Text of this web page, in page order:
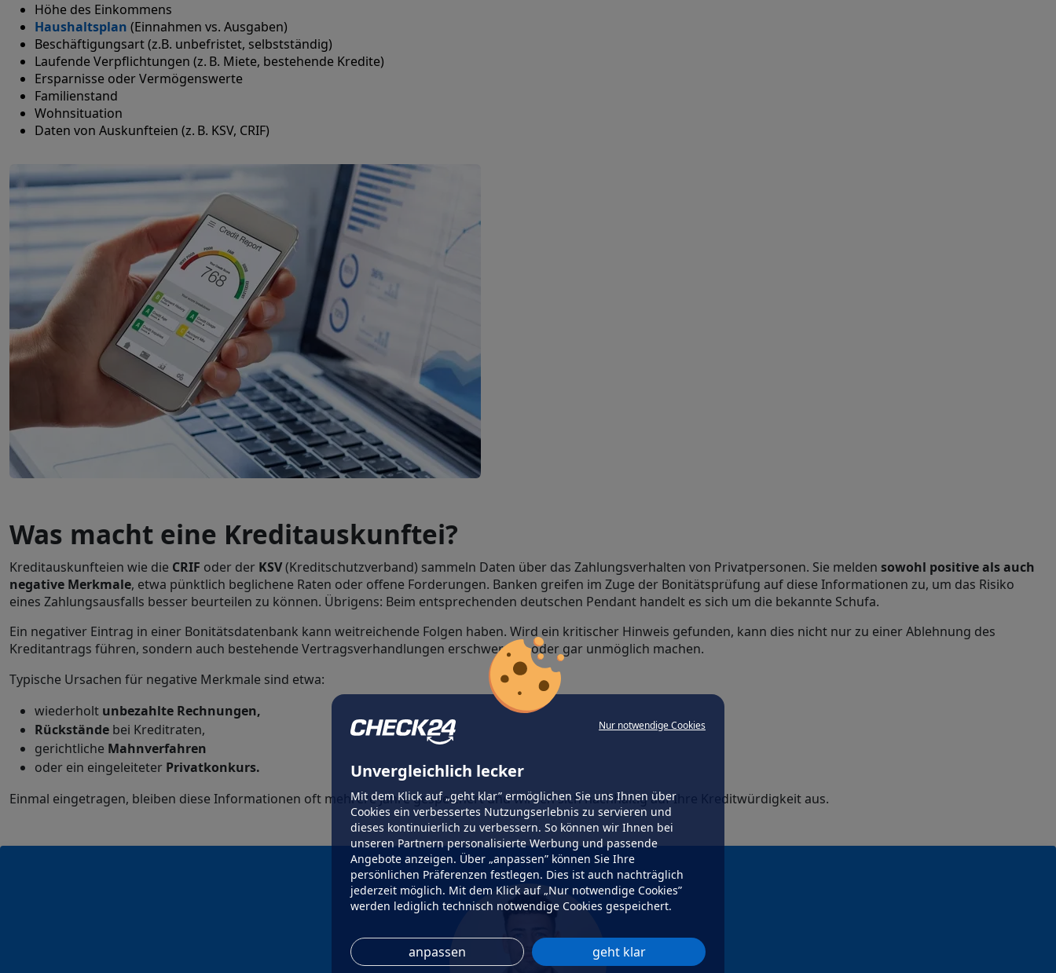
Nur notwendige Cookies
Unvergleichlich lecker
Mit dem Klick auf „geht klar” ermöglichen Sie uns Ihnen über
Cookies ein verbessertes Nutzungserlebnis zu servieren und
dieses kontinuierlich zu verbessern. So können wir Ihnen bei
unseren Partnern personalisierte Werbung und passende
Angebote anzeigen. Über „anpassen” können Sie Ihre
persönlichen Präferenzen festlegen. Dies ist auch nachträglich
jederzeit möglich. Mit dem Klick auf „Nur notwendige Cookies”
werden lediglich technisch notwendige Cookies gespeichert.
anpassen geht klar
Höhe des Einkommens
Haushaltsplan (Einnahmen vs. Ausgaben)
Beschäftigungsart (z.B. unbefristet, selbstständig)
Laufende Verpflichtungen (z. B. Miete, bestehende Kredite)
Ersparnisse oder Vermögenswerte
Familienstand
Wohnsituation
Daten von Auskunfteien (z. B. KSV, CRIF)
Was macht eine Kreditauskunftei?
Kreditauskunfteien wie die CRIF oder der KSV(Kreditschutzverband) sammeln Daten über das Zahlungsverhalten von Privatpersonen. Sie melden sowohl positive als auch
negative Merkmale, etwa pünktlich beglichene Raten oder offene Forderungen. Banken greifen im Zuge der Bonitätsprüfung auf diese Informationen zu, um das Risiko
eines Zahlungsausfalls besser beurteilen zu können. Übrigens: Beim entsprechenden deutschen Pendant handelt es sich um die bekannte Schufa.
Ein negativer Eintrag in einer Bonitätsdatenbank kann weitreichende Folgen haben. Wird ein kritischer Hinweis gefunden, kann dies nicht nur zu einer Ablehnung des
Kreditantrags führen, sondern auch bestehende Vertragsverhandlungen erschweren – oder gar unmöglich machen.
Typische Ursachen für negative Merkmale sind etwa:
wiederholt unbezahlte Rechnungen,
Rückstände bei Kreditraten,
gerichtliche Mahnverfahren
oder ein eingeleiteter Privatkonkurs.
Einmal eingetragen, bleiben diese Informationen oft mehrere Jahre gespeichert und wirken sich nachhaltig auf Ihre Kreditwürdigkeit aus.